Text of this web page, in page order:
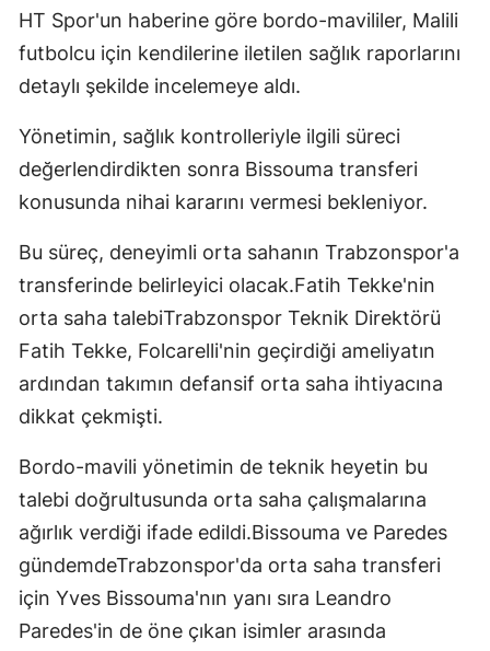
HT Spor'un haberine göre bordo-mavililer, Malili
futbolcu için kendilerine iletilen sağlık raporlarını
detaylı şekilde incelemeye aldı.
Yönetimin, sağlık kontrolleriyle ilgili süreci
değerlendirdikten sonra Bissouma transferi
konusunda nihai kararını vermesi bekleniyor.
Bu süreç, deneyimli orta sahanın Trabzonspor'a
transferinde belirleyici olacak.Fatih Tekke'nin
orta saha talebiTrabzonspor Teknik Direktörü
Fatih Tekke, Folcarelli'nin geçirdiği ameliyatın
ardından takımın defansif orta saha ihtiyacına
dikkat çekmişti.
Bordo-mavili yönetimin de teknik heyetin bu
talebi doğrultusunda orta saha çalışmalarına
ağırlık verdiği ifade edildi.Bissouma ve Paredes
gündemdeTrabzonspor'da orta saha transferi
için Yves Bissouma'nın yanı sıra Leandro
Paredes'in de öne çıkan isimler arasında